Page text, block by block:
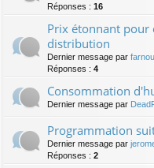
Réponses : 16
Prix étonnant pour
distribution
Dernier message par
Réponses : 4
Consommation
Dernier message par
Programmation
Dernier message par
Réponses : 2